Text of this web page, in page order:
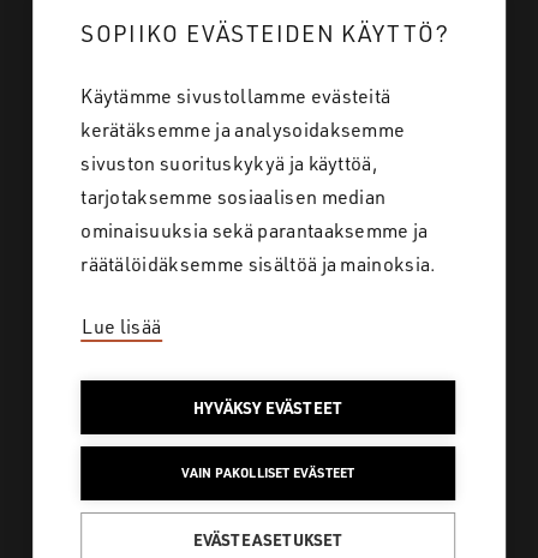
Tietoa meistä
Töihin meille
Yhteystiedot
Tietosuoja
SAKO SUOMI
Löydä koko laaja
tuotevalikoimamme
metsästykseen ja ulkoiluun
SOPIIKO EVÄSTEIDEN KÄYTTÖ?
Käytämme sivustollamme evästeitä
kerätäksemme ja analysoidaksemme
sivuston suorituskykyä ja käyttöä,
tarjotaksemme sosiaalisen median
ominaisuuksia sekä parantaaksemme ja
räätälöidäksemme sisältöä ja mainoksia.
Lue lisää
HYVÄKSY EVÄSTEET
VAIN PAKOLLISET EVÄSTEET
EVÄSTEASETUKSET